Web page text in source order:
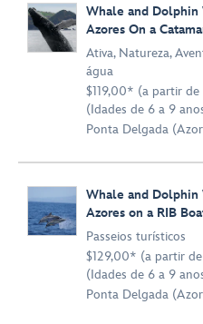
Whale and Dolphin
Azores On a
Ativa, Natureza,
água
$119,00* (a partir
(Idades de 6 a 9
Ponta Delgada
Whale and Dolphin
Azores on a RIB
Passeios turísticos
$129,00* (a partir
(Idades de 6 a 9
Ponta Delgada